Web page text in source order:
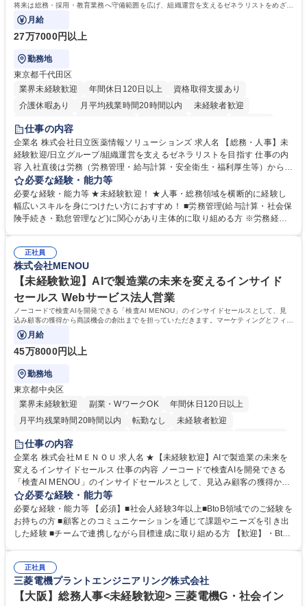
将来は総務・採用・教育業務へ守備範囲を広げ、組織運営を支えるゼネラリストをめざせ
ます。
月給
27万7000円以上
勤務地
東京都千代田区
業界未経験歓迎
年間休日120日以上
資格取得支援あり
介護休暇あり
月平均残業時間20時間以内
未経験者歓迎
住宅手当あり
育休あり
完全週休2日制 交通費支給 土日祝休み 寮・社宅あり
仕事の内容
企業名 株式会社日立医薬情報ソリューションズ 求人名 【総務・人事】未
経験歓迎/日立グループ/組織運営を支えるゼネラリストを目指す 仕事の内
容 入社直後は労務（労務管理・給与計算・安全衛生・福利厚生等）からお
任せいたします。将来は総務・採用・教育業務へ守備範囲を広げ、組織運
営を支えるゼネラリストをめざせます。 ・初期業務：労働時間管理、給与
計算、社会保険対応、福利厚生管理、安全衛生、健康経営推進等をお任せ
します。ご経験に応じて、休職者管理など、幅広く経験を積んでいただき
幅広く経験を積みたい意欲がある方に最適な環境です。 募集職種 【総
務・人事】未経験歓迎/日立グループ/組織運営を支えるゼネラリストを目
指す
必要な経験・能力等
必要な経験・能力等 ★未経験歓迎！ ★人事・総務領域を横断的に経験し
幅広いスキルを身につけたい方におすすめ！ ■労務管理(給与計算・社会保
険手続き・勤怠管理など)に関心があり主体的に取り組める方 ※労務経験
のご経験 ■労務管理（給与計算・社会保険手続き・勤怠管理など）の経験
■衛生管理者の資格をお持ちの方 学歴・資格 学歴：大学院 大学 高専 短大
専修学校 高校 語学力： 資格：
正社員
株式会社MENOU
【未経験歓迎】AIで製造業の未来を変えるインサイド
セールス Webサービス法人営業
ノーコードで検査AIを開発できる「検査AI MENOU」のインサイドセールスとして、見
込み顧客の獲得から商談機会の創出までを担っていただきます。マーケティングとフィー
ルドセールスをつなぐ役割として、
月給
45万8000円以上
勤務地
東京都中央区
業界未経験歓迎
副業・WワークOK
年間休日120日以上
月平均残業時間20時間以内
転勤なし
未経験者歓迎
時短勤務あり
駅近5分以内
土日祝休み 服装自由
仕事の内容
企業名 株式会社ＭＥＮＯＵ 求人名 ★【未経験歓迎】AIで製造業の未来を
変えるインサイドセールス 仕事の内容 ノーコードで検査AIを開発できる
「検査AI MENOU」のインサイドセールスとして、見込み顧客の獲得から
商談機会の創出までを担っていただきます。マーケティングとフィールド
セールスをつなぐ役割として、 適切なタイミングで顧客とコミュニケーシ
ョンを取りながら、受注につながる商談機会の最大化を目指します。 【具
体的な仕事内容】 リードへの電話・メールによるアプローチ/リードナー
実行/フィールドセールスへの案件連携 募集職種 ★【未経験歓迎】AIで製
造業の未来を変えるインサイドセールス
必要な経験・能力等
必要な経験・能力等 【必須】■社会人経験3年以上■BtoB領域でのご経験を
お持ちの方 ■顧客とのコミュニケーションを通じて課題やニーズを引き出
した経験 ■チームで連携しながら目標達成に取り組める方 【歓迎】・BtoB
企画・実行経験 ・CRM・リードナーチャリングに関する知見 ・データを
もとに営業プロセスを改善した経験 学歴・資格 学歴：大学院 大学 高専 短
大 専修学校 高校 語学力： 資格：
正社員
三菱電機プラントエンジニアリング株式会社
【大阪】総務人事<未経験歓迎> 三菱電機G・社会イン